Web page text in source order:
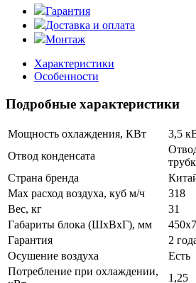
Гарантия
Доставка и оплата
Монтаж
Характеристики
Особенности
Подробные характеристики
Мощность охлаждения, КВт
3,5
Отвод конденсата
Страна бренда
Max расход воздуха, куб м/ч
318
Вес, кг
31
Габариты блока (ШxВxГ), мм
Гарантия
2
Осушение воздуха
Есть
Потребление при охлаждении,
1,25